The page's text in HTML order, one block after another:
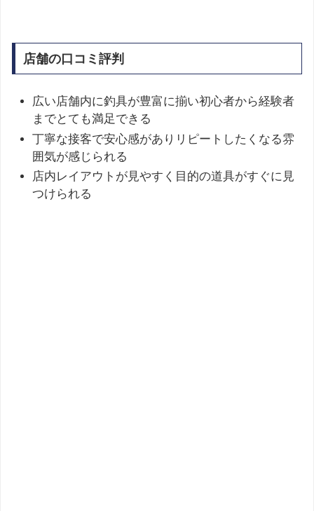
店舗の口コミ評判
広い店舗内に釣具が豊富に揃い初心者から経験者
までとても満足できる
丁寧な接客で安心感がありリピートしたくなる雰
囲気が感じられる
店内レイアウトが見やすく目的の道具がすぐに見
つけられる